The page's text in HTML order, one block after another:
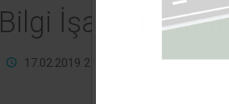
Bilgi İşaret
17.02.2019 21:00